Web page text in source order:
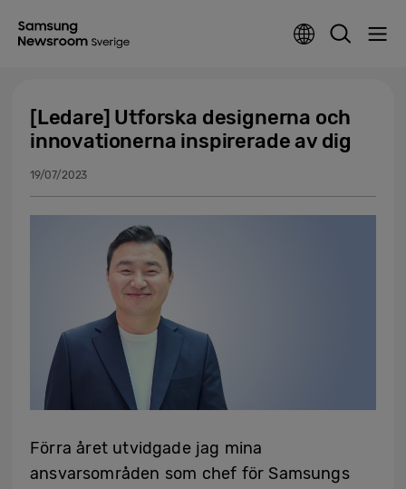
[Ledare] Utforska designerna och
innovationerna inspirerade av dig
19/07/2023
Förra året utvidgade jag mina
ansvarsområden som chef för Samsungs